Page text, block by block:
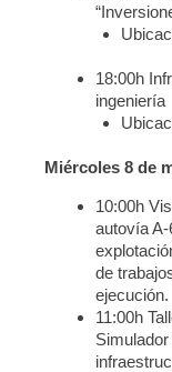
18:00h
ingeniería
Miércoles 8 de
10:00h
autovía
de
ejecución.
11:00h